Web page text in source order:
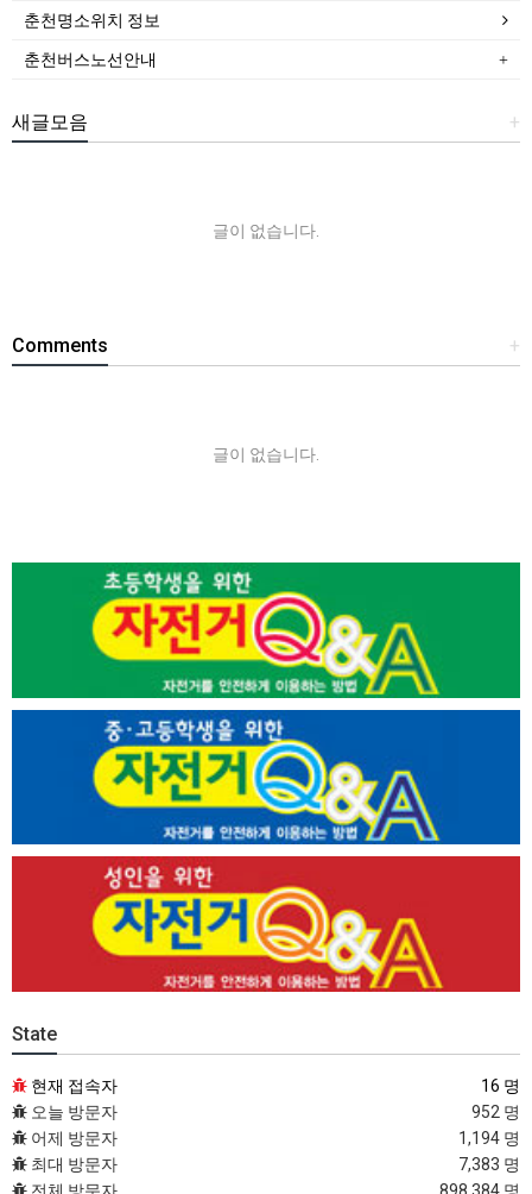
춘천명소위치 정보
춘천버스노선안내
+
새글모음
글이 없습니다.
+
Comments
글이 없습니다.
State
현재 접속자
16 명
오늘 방문자
952 명
어제 방문자
1,194 명
최대 방문자
7,383 명
전체 방문자
898,384 명